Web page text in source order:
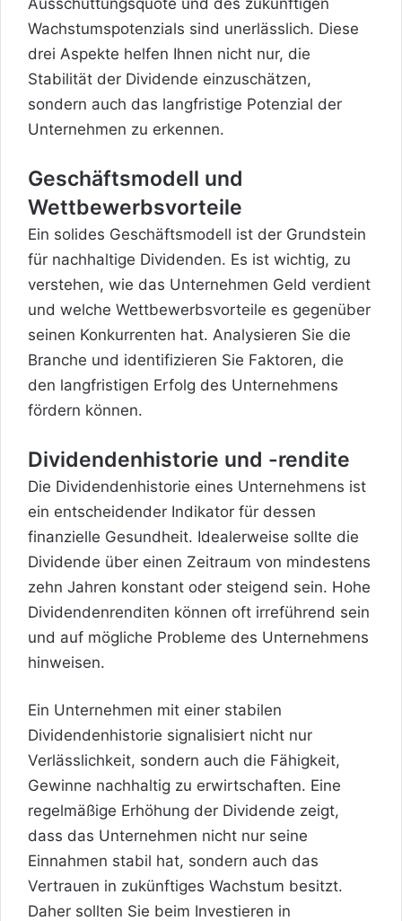
Wachstumspotenzials sind unerlässlich. Diese
drei Aspekte helfen Ihnen nicht nur, die
Stabilität der Dividende einzuschätzen,
sondern auch das langfristige Potenzial der
Unternehmen zu erkennen.
Geschäftsmodell und
Wettbewerbsvorteile
Ein solides Geschäftsmodell ist der Grundstein
für nachhaltige Dividenden. Es ist wichtig, zu
verstehen, wie das Unternehmen Geld verdient
und welche Wettbewerbsvorteile es gegenüber
seinen Konkurrenten hat. Analysieren Sie die
Branche und identifizieren Sie Faktoren, die
den langfristigen Erfolg des Unternehmens
fördern können.
Dividendenhistorie und -rendite
Die Dividendenhistorie eines Unternehmens ist
ein entscheidender Indikator für dessen
finanzielle Gesundheit. Idealerweise sollte die
Dividende über einen Zeitraum von mindestens
zehn Jahren konstant oder steigend sein. Hohe
Dividendenrenditen können oft irreführend sein
und auf mögliche Probleme des Unternehmens
hinweisen.
Ein Unternehmen mit einer stabilen
Dividendenhistorie signalisiert nicht nur
Verlässlichkeit, sondern auch die Fähigkeit,
Gewinne nachhaltig zu erwirtschaften. Eine
regelmäßige Erhöhung der Dividende zeigt,
dass das Unternehmen nicht nur seine
Einnahmen stabil hat, sondern auch das
Vertrauen in zukünftiges Wachstum besitzt.
Daher sollten Sie beim Investieren in